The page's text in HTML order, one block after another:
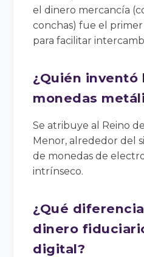
el dinero mercancía
conchas) fue el
para facilitar
¿Quién inventó
monedas
Se atribuye al Reino
Menor, alrededor del
de monedas de
intrínseco.
¿Qué
dinero
digital?